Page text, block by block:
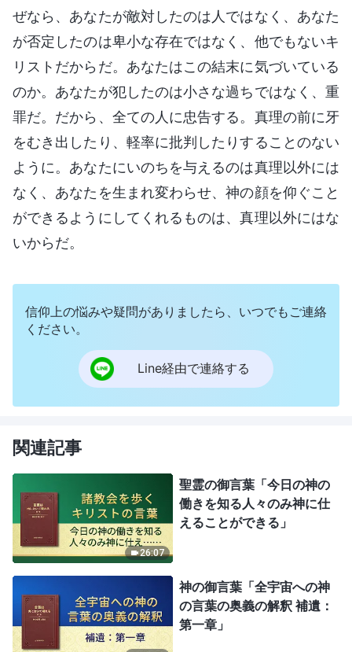
ぜなら、あなたが敵対したのは人ではなく、あなた
が否定したのは卑小な存在ではなく、他でもないキ
リストだからだ。あなたはこの結末に気づいている
のか。あなたが犯したのは小さな過ちではなく、重
罪だ。だから、全ての人に忠告する。真理の前に牙
をむき出したり、軽率に批判したりすることのない
ように。あなたにいのちを与えるのは真理以外には
なく、あなたを生まれ変わらせ、神の顔を仰ぐこと
ができるようにしてくれるものは、真理以外にはな
いからだ。
信仰上の悩みや疑問がありましたら、いつでもご連絡
ください。
Line経由で連絡する
関連記事
26:07
聖霊の御言葉「今日の神の
働きを知る人々のみ神に仕
えることができる」
神の御言葉「全宇宙への神
の言葉の奥義の解釈 補遺：
第一章」